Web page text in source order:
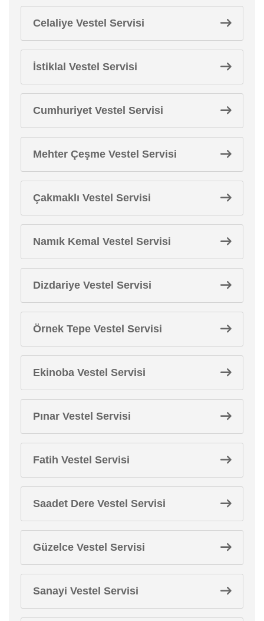
Celaliye Vestel Servisi
İstiklal Vestel Servisi
Cumhuriyet Vestel Servisi
Mehter Çeşme Vestel Servisi
Çakmaklı Vestel Servisi
Namık Kemal Vestel Servisi
Dizdariye Vestel Servisi
Örnek Tepe Vestel Servisi
Ekinoba Vestel Servisi
Pınar Vestel Servisi
Fatih Vestel Servisi
Saadet Dere Vestel Servisi
Güzelce Vestel Servisi
Sanayi Vestel Servisi